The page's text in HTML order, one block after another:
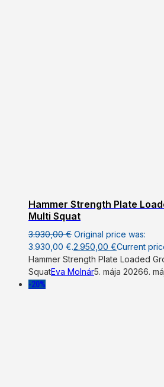
Hammer Strength Plate
Multi Squat
3.930,00€ Original price was:
3.930,00 €.2.950,00 €Current
Hammer Strength Plate Loaded
SquatEva Molnár5. mája 20266.
-20%